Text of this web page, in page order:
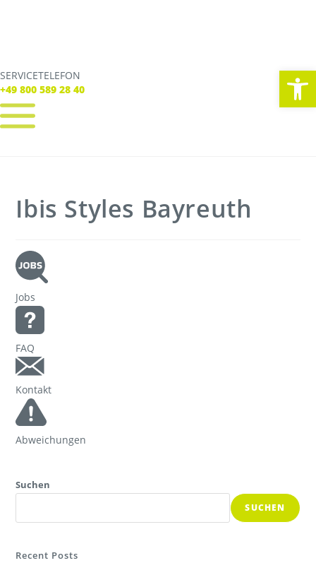
SERVICETELEFON
+49 800 589 28 40
SERVICE TELEFON
+49 800 589 28 40
Tickets
Freizeit
Ibis Styles Bayreuth
Jobs
FAQ
Kontakt
Abweichungen
Suchen
SUCHEN
Recent Posts